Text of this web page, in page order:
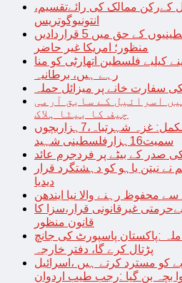
کےرکن ممالک کی رائےتقسیم،
انتونیوگوتریس
اقوام متحدہ میں فلسطینیوں کے حق میں 5 قراردادیں
منظور؛ امریکا غیر حاضر
فلسطین اتھارٹی کو منا
رہے ہیں، برطانیہ
سفارت خانے پر میزائل حملہ
اسرائیل کے سابق آرمی
چیف کا بیٹا ہلاک
حماس اسرائیل جنگ،2ماہ مکمل: غزہ شہرتباہ،7ہزاربچوں
سمیت16ہزارفلسطینی شہید
صدر کے بیٹے پر فردجرم عائد
نے نیتن یاہو کو دہشتگرد قرار
دیدیا
محفوظ رہنے والا نیا ایندھن
غیرقانونی قرار،سزا کا
قانون منظور
:پاکستان پاسپورٹ کی جانچ
پڑتال کرے گا، دفتر خارجہ
کو مسترد کرتے ہیں ،اسرائیل
بچہ بن گیا :رجب طیب اردوان